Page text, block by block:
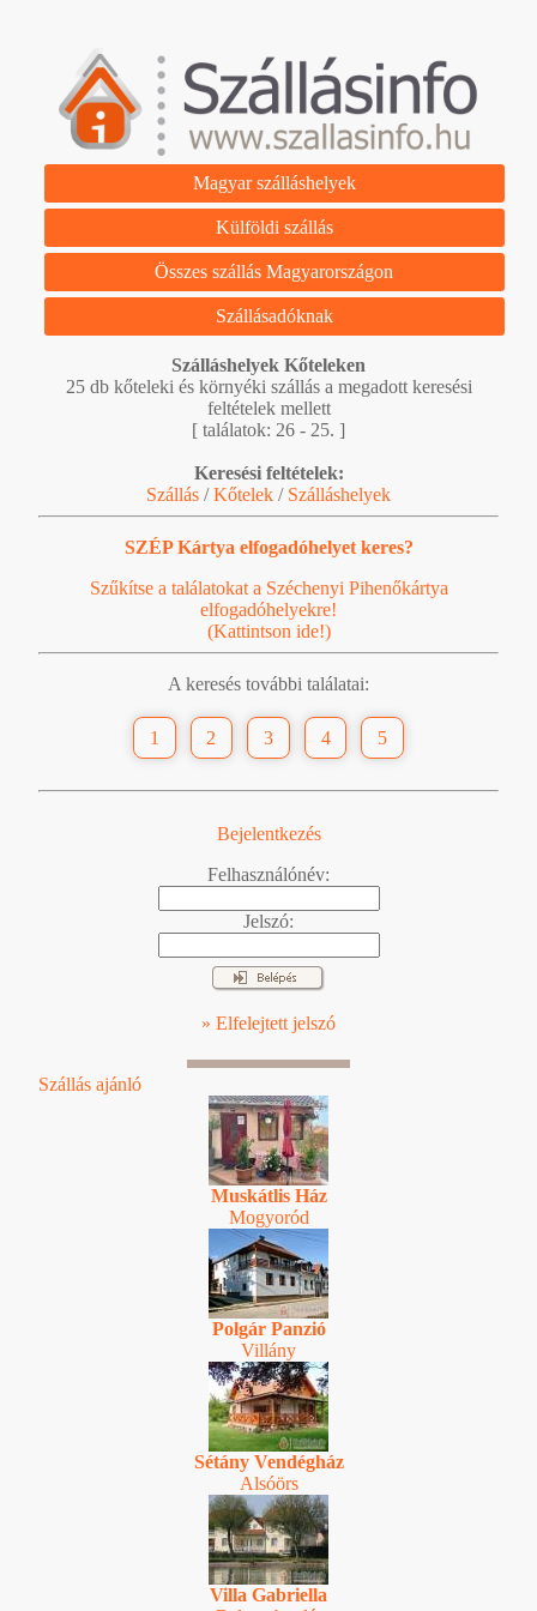
Magyar szálláshelyek
Külföldi szállás
Összes szállás Magyarországon
Szállásadóknak
Szálláshelyek Kőteleken
25 db kőteleki és környéki szállás a megadott keresési
feltételek mellett
[ találatok: 26 - 25. ]
Keresési feltételek:
Szállás /Kőtelek / Szálláshelyek
SZÉP Kártya elfogadóhelyet keres?
Szűkítse a találatokat a Széchenyi Pihenőkártya
elfogadóhelyekre!
(Kattintson ide!)
A keresés további találatai:
1 2 3 4 5
Bejelentkezés
Felhasználónév:
Jelszó:
» Elfelejtett jelszó
Szállás ajánló
Muskátlis Ház
Mogyoród
Polgár Panzió
Villány
Sétány Vendégház
Alsóörs
Villa Gabriella